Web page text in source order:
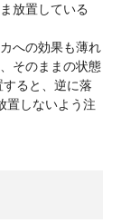
放置している
への効果も薄れ
そのままの状態
ると、逆に落
置しないよう注